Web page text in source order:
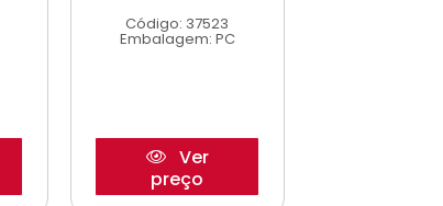
Código: 37523
Embalagem: PC
Ver
preço